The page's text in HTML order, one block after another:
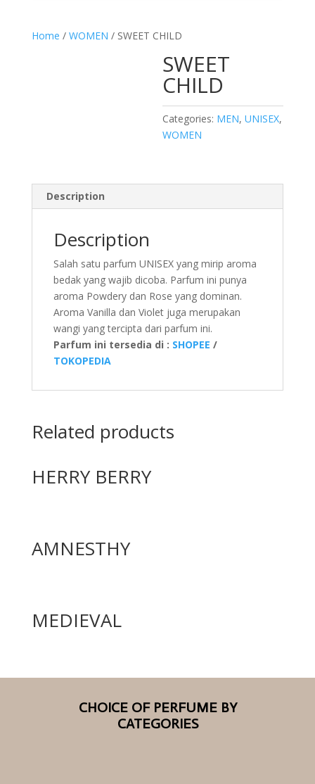
Home / WOMEN / SWEET CHILD
SWEET
CHILD
Categories: MEN,UNISEX,
WOMEN
Description
Description
Salah satu parfum UNISEX yang mirip aroma
bedak yang wajib dicoba. Parfum ini punya
aroma Powdery dan Rose yang dominan.
Aroma Vanilla dan Violet juga merupakan
wangi yang tercipta dari parfum ini.
Parfum ini tersedia di : SHOPEE /
TOKOPEDIA
Related products
HERRY BERRY
AMNESTHY
MEDIEVAL
CHOICE OF PERFUME BY
CATEGORIES